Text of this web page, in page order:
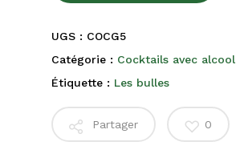
UGS : COCG5
Catégorie : Cocktails avec alcool
Étiquette : Les bulles
Partager 0